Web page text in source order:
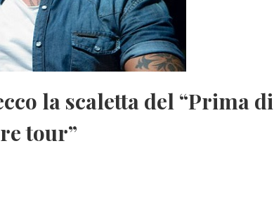
la scaletta del “Prima di
tour”